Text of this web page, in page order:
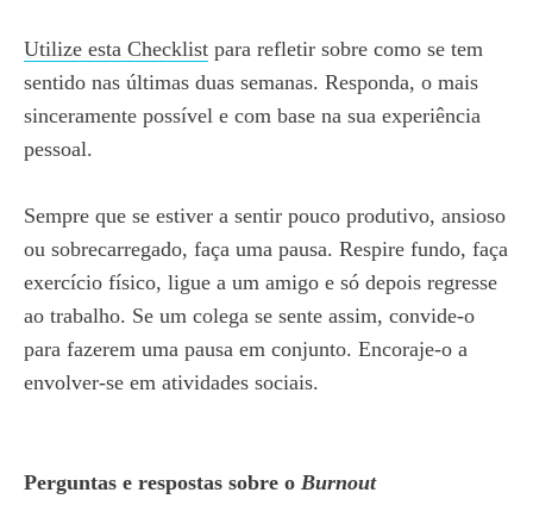
Utilize esta Checklist para refletir sobre como se tem
sentido nas últimas duas semanas. Responda, o mais
sinceramente possível e com base na sua experiência
pessoal.
Sempre que se estiver a sentir pouco produtivo, ansioso
ou sobrecarregado, faça uma pausa. Respire fundo, faça
exercício físico, ligue a um amigo e só depois regresse
ao trabalho. Se um colega se sente assim, convide-o
para fazerem uma pausa em conjunto. Encoraje-o a
envolver-se em atividades sociais.
Perguntas e respostas sobre o Burnout